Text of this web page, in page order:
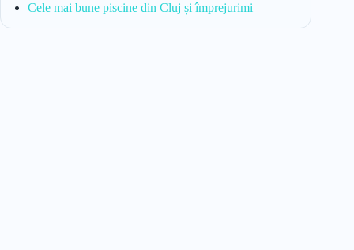
Cele mai bune piscine din Cluj și împrejurimi